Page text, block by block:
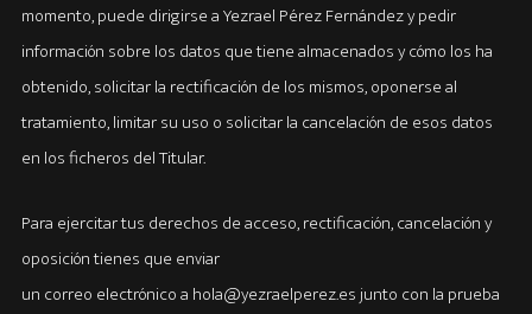
momento, puede dirigirse a Yezrael Pérez Fernández y pedir
información sobre los datos que tiene almacenados y cómo los ha
obtenido, solicitar la rectificación de los mismos, oponerse al
tratamiento, limitar su uso o solicitar la cancelación de esos datos
en los ficheros del Titular.
Para ejercitar tus derechos de acceso, rectificación, cancelación y
oposición tienes que enviar
un correo electrónico a hola@yezraelperez.es junto con la prueba